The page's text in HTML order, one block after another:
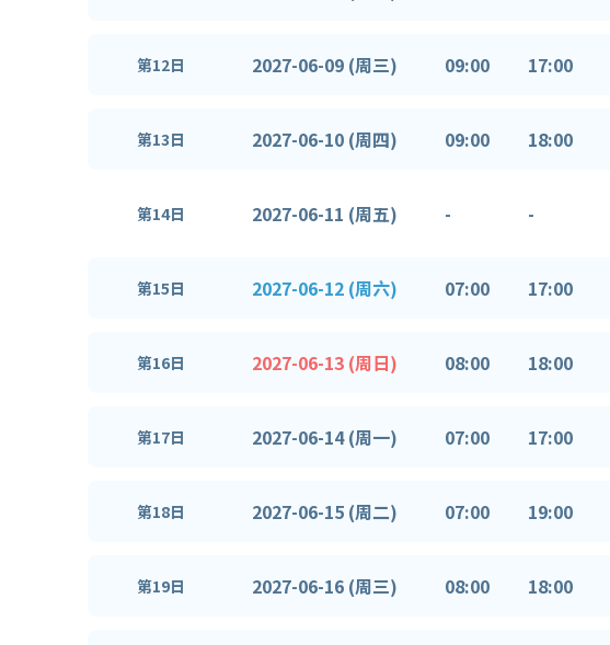
第12日 2027-06-09 (周三) 09:00 17:00
第13日 2027-06-10 (周四) 09:00 18:00
第14日 2027-06-11 (周五) - -
第15日 2027-06-12 (周六) 07:00 17:00
第16日 2027-06-13 (周日) 08:00 18:00
第17日 2027-06-14 (周一) 07:00 17:00
第18日 2027-06-15 (周二) 07:00 19:00
第19日 2027-06-16 (周三) 08:00 18:00